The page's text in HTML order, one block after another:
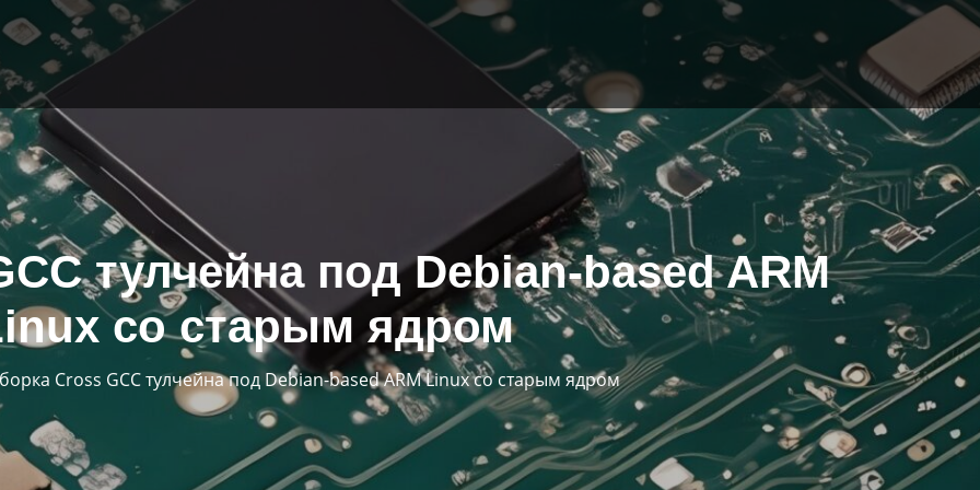
тулчейна под Debian-based ARM
со старым ядром
Cross GCC тулчейна под Debian-based ARM Linux со старым ядром